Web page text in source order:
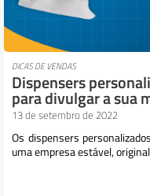
DICAS DE VENDAS
Dispensers
para divulgar a sua
13 de setembro de 2022
Os dispensers
uma empresa estável,